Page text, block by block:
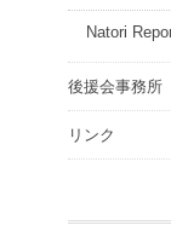
Natori
後援会事務所
リンク